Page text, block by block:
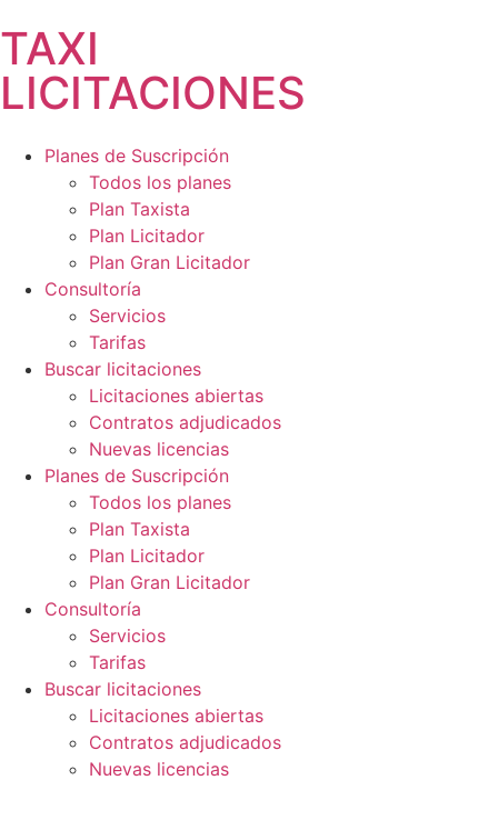
TAXI
LICITACIONES
Planes de Suscripción
Todos los planes
Plan Taxista
Plan Licitador
Plan Gran Licitador
Consultoría
Servicios
Tarifas
Buscar licitaciones
Licitaciones abiertas
Contratos adjudicados
Nuevas licencias
Planes de Suscripción
Todos los planes
Plan Taxista
Plan Licitador
Plan Gran Licitador
Consultoría
Servicios
Tarifas
Buscar licitaciones
Licitaciones abiertas
Contratos adjudicados
Nuevas licencias